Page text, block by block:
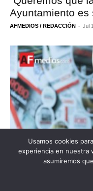
Ayuntamiento es
AFMEDIOS / REDACCIÓN - Jul
Usamos cookies
experiencia en nuestra
asumiremos